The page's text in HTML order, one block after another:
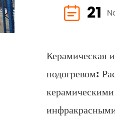
 21
Керамическая
подогревом: